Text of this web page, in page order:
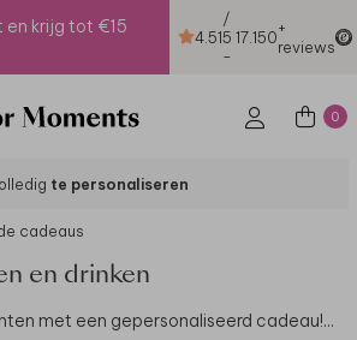
krijg tot €15
4.51
/
5
-
17.150+
reviews
0
te personaliseren
cadeaus
en drinken
met een gepersonaliseerd cadeau!...